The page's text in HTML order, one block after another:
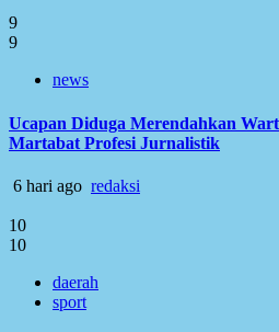
9
9
news
Ucapan Diduga Merendahkan
Martabat Profesi Jurnalistik
6 hari ago redaksi
10
10
daerah
sport